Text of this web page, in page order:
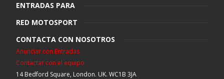
ENTRADAS PARA
RED MOTOSPORT
CONTACTA CON NOSOTROS
Anunciar con Entradas
Contactar con el equipo
14 Bedford Square, London. UK. WC1B 3JA